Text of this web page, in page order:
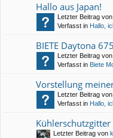
Hallo aus Japan!
Letzter Beitrag von
Verfasst in Hallo,
BIETE Daytona
Letzter Beitrag von
Verfasst in Biete
Vorstellung
Letzter Beitrag von
Verfasst in Hallo,
Kühlerschutzgitter
Letzter Beitrag von